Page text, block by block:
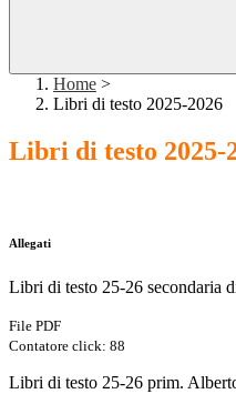
Home >
Libri di testo 2025-2026
Libri di testo 2025-
Allegati
Libri di testo 25-26 secondaria
File PDF
Contatore click: 88
Libri di testo 25-26 prim.